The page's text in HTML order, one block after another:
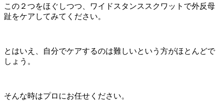
この２つをほぐしつつ、ワイドスタンススクワットで外反母
趾をケアしてみてください。
とはいえ、自分でケアするのは難しいという方がほとんどで
しょう。
そんな時はプロにお任せください。